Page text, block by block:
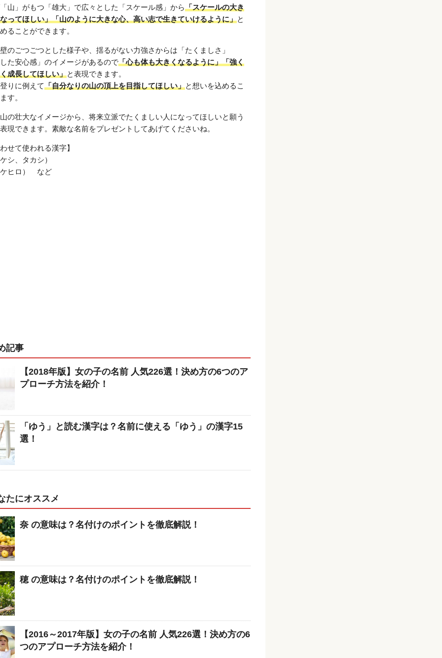
山」がもつ「雄大」で広々とした「スケール感」から「スケールの大き
ってほしい」「山のように大きな心、高い志で生きていけるように」と
ることができます。
のごつごつとした様子や、揺るがない力強さからは「たくましさ」
た安心感」のイメージがあるので「心も体も大きくなるように」「強く
成長してほしい」と表現できます。
りに例えて「自分なりの山の頂上を目指してほしい」と想いを込めるこ
す。
の壮大なイメージから、将来立派でたくましい人になってほしいと願う
現できます。素敵な名前をプレゼントしてあげてくださいね。
せて使われる漢字】
シ、タカシ）
ヒロ） など
記事
【2018年版】女の子の名前 人気226選！決め方の6つのア
プローチ方法を紹介！
「ゆう」と読む漢字は？名前に使える「ゆう」の漢字15
選！
たにオススメ
奈 の意味は？名付けのポイントを徹底解説！
穂 の意味は？名付けのポイントを徹底解説！
【2016～2017年版】女の子の名前 人気226選！決め方の6
つのアプローチ方法を紹介！